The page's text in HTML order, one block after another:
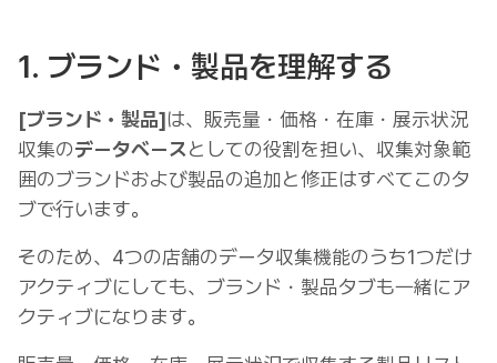
1. ブランド・製品を理解する
[ブランド・製品]は、販売量・価格・在庫・展示状況
収集のデータベースとしての役割を担い、収集対象範
囲のブランドおよび製品の追加と修正はすべてこのタ
ブで行います。
そのため、4つの店舗のデータ収集機能のうち1つだけ
アクティブにしても、ブランド・製品タブも一緒にア
クティブになります。